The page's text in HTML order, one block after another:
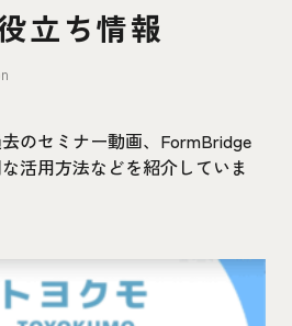
立ち情報
のセミナー動画、FormBridge
活用方法などを紹介していま